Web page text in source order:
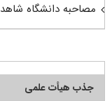
مصاحبه دانشگاه شاهد
جذب هیأت علمی